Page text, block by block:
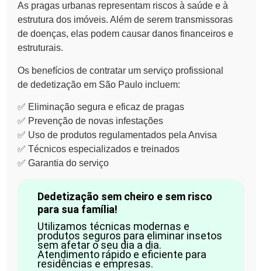
As pragas urbanas representam riscos à saúde e à
estrutura dos imóveis. Além de serem transmissoras
de doenças, elas podem causar danos financeiros e
estruturais.
Os benefícios de contratar um serviço profissional
de dedetização em São Paulo incluem:
✅ Eliminação segura e eficaz de pragas
✅ Prevenção de novas infestações
✅ Uso de produtos regulamentados pela Anvisa
✅ Técnicos especializados e treinados
✅ Garantia do serviço
Dedetização sem cheiro e sem risco
para sua família!
Utilizamos técnicas modernas e
produtos seguros para eliminar insetos
sem afetar o seu dia a dia.
Atendimento rápido e eficiente para
residências e empresas.